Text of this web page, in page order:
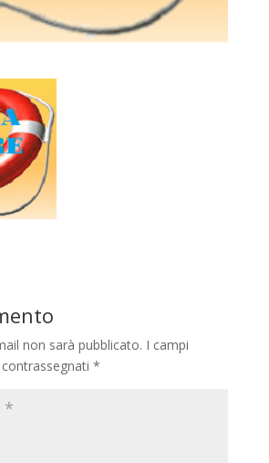
non sarà pubblicato. I campi
*